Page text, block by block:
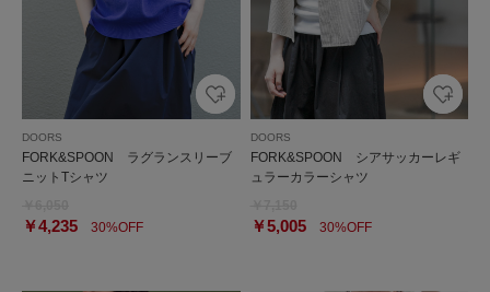
DOORS
FORK&SPOON ラグランスリーブ
ニットTシャツ
￥4,235 30%OFF
DOORS
FORK&SPOON シアサッカーレギ
ュラーカラーシャツ
￥5,00530%OFF